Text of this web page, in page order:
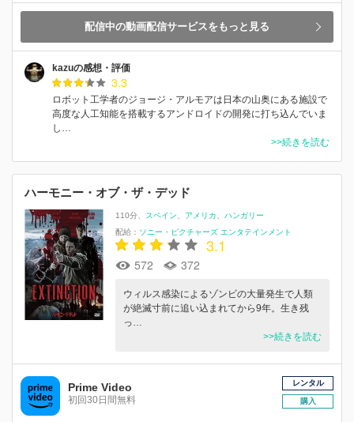
配信中の動画配信サービスをもっと見る
kazuの感想・評価
3.3
ロボット工学者のジョージ・アルモアは日本の山奥にある施設で
高度な人工知能を搭載するアンドロイドの開発に打ち込んでいま
し…
>>続きを読む
ハーモニー・オブ・ザ・デッド
110分 スペイン アメリカ
ハンガリー
配給： ソニー・ピクチャーズ エンタテインメント
3.1
572 372
ウィルス感染によるゾンビの大量発生で人類
が絶滅寸前に追い込まれてから9年。生き残
っ…
>>続きを読む
Prime Video
初回30日間無料
レンタル
購入